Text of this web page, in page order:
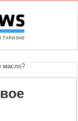
масло?